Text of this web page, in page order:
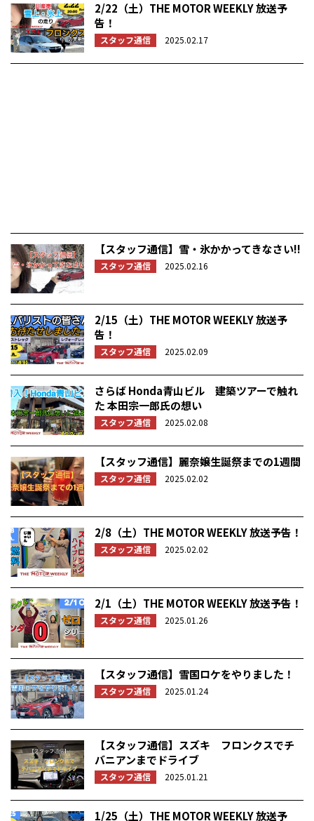
2/22（土）THE MOTOR WEEKLY 放送予
告！
スタッフ通信 2025.02.17
【スタッフ通信】雪・氷かかってきなさい!!
スタッフ通信 2025.02.16
2/15（土）THE MOTOR WEEKLY 放送予
告！
スタッフ通信 2025.02.09
さらば Honda青山ビル 建築ツアーで触れ
た 本田宗一郎氏の想い
スタッフ通信 2025.02.08
【スタッフ通信】麗奈嬢生誕祭までの1週間
スタッフ通信 2025.02.02
2/8（土）THE MOTOR WEEKLY 放送予告！
スタッフ通信 2025.02.02
2/1（土）THE MOTOR WEEKLY 放送予告！
スタッフ通信 2025.01.26
【スタッフ通信】雪国ロケをやりました！
スタッフ通信 2025.01.24
【スタッフ通信】スズキ フロンクスでチ
バニアンまでドライブ
スタッフ通信 2025.01.21
1/25（土）THE MOTOR WEEKLY 放送予